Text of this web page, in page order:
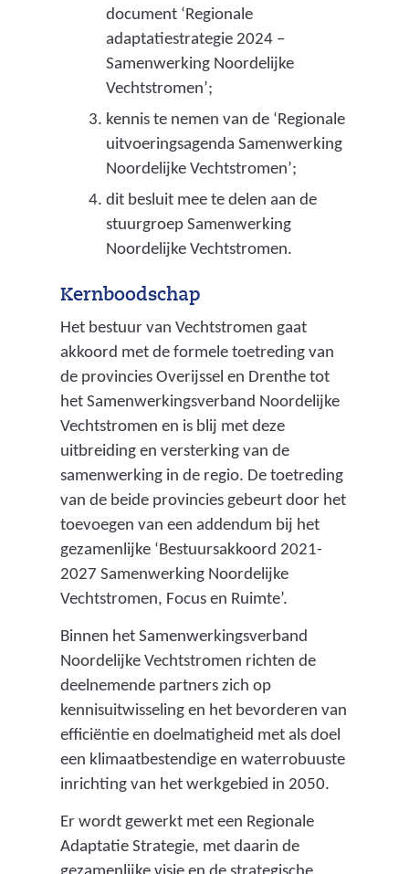
document ‘Regionale
adaptatiestrategie 2024 –
Samenwerking Noordelijke
Vechtstromen’;
kennis te nemen van de ‘Regionale
uitvoeringsagenda Samenwerking
Noordelijke Vechtstromen’;
dit besluit mee te delen aan de
stuurgroep Samenwerking
Noordelijke Vechtstromen.
Kernboodschap
Het bestuur van Vechtstromen gaat
akkoord met de formele toetreding van
de provincies Overijssel en Drenthe tot
het Samenwerkingsverband Noordelijke
Vechtstromen en is blij met deze
uitbreiding en versterking van de
samenwerking in de regio. De toetreding
van de beide provincies gebeurt door het
toevoegen van een addendum bij het
gezamenlijke ‘Bestuursakkoord 2021-
2027 Samenwerking Noordelijke
Vechtstromen, Focus en Ruimte’.
Binnen het Samenwerkingsverband
Noordelijke Vechtstromen richten de
deelnemende partners zich op
kennisuitwisseling en het bevorderen van
efficiëntie en doelmatigheid met als doel
een klimaatbestendige en waterrobuuste
inrichting van het werkgebied in 2050.
Er wordt gewerkt met een Regionale
Adaptatie Strategie, met daarin de